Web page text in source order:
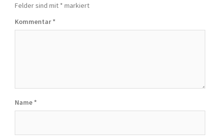
Felder sind mit * markiert
Kommentar*
Name *